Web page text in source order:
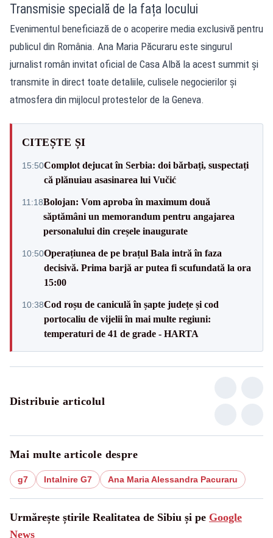
Transmisie specială de la fața locului
Evenimentul beneficiază de o acoperire media exclusivă pentru
publicul din România. Ana Maria Păcuraru este singurul
jurnalist român invitat oficial de Casa Albă la acest summit și
transmite în direct toate detaliile, culisele negocierilor și
atmosfera din mijlocul protestelor de la Geneva.
CITEȘTE ȘI
15:50Complot dejucat în Serbia: doi bărbați, suspectați
că plănuiau asasinarea lui Vučić
11:18Bolojan: Vom aproba în maximum două
săptămâni un memorandum pentru angajarea
personalului din creșele inaugurate
10:50Operațiunea de pe brațul Bala intră în faza
decisivă. Prima barjă ar putea fi scufundată la ora
15:00
10:38Cod roșu de caniculă în șapte județe și cod
portocaliu de vijelii în mai multe regiuni:
temperaturi de 41 de grade - HARTA
Distribuie articolul
Mai multe articole despre
g7 Intalnire G7 Ana Maria Alessandra Pacuraru
Urmărește știrile Realitatea de Sibiu și pe Google
News